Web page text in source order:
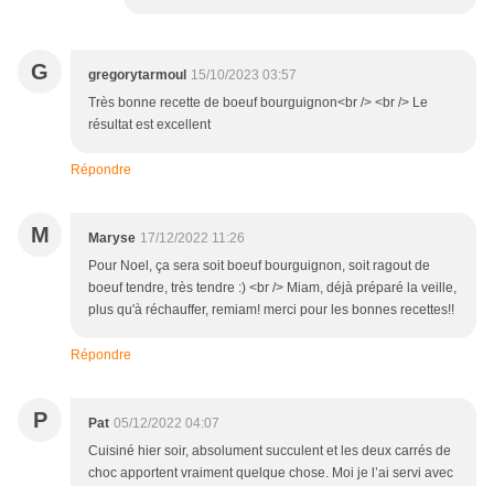
G gregorytarmoul 15/10/2023 03:57
Très bonne recette de boeuf bourguignon<br /> <br /> Le
résultat est excellent
Répondre
M Maryse 17/12/2022 11:26
Pour Noel, ça sera soit boeuf bourguignon, soit ragout de
boeuf tendre, très tendre :) <br /> Miam, déjà préparé la veille,
plus qu'à réchauffer, remiam! merci pour les bonnes recettes!!
Répondre
P Pat 05/12/2022 04:07
Cuisiné hier soir, absolument succulent et les deux carrés de
choc apportent vraiment quelque chose. Moi je l’ai servi avec